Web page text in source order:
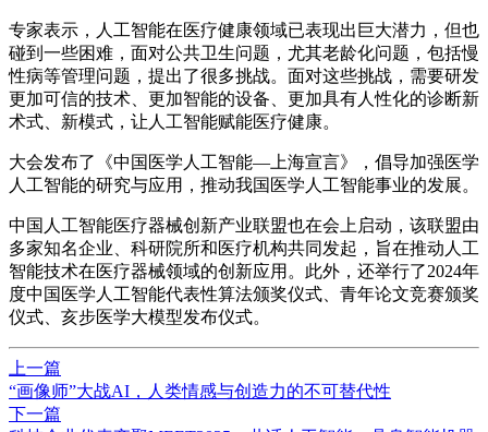
专家表示，人工智能在医疗健康领域已表现出巨大潜力，但也
碰到一些困难，面对公共卫生问题，尤其老龄化问题，包括慢
性病等管理问题，提出了很多挑战。面对这些挑战，需要研发
更加可信的技术、更加智能的设备、更加具有人性化的诊断新
术式、新模式，让人工智能赋能医疗健康。
大会发布了《中国医学人工智能—上海宣言》，倡导加强医学
人工智能的研究与应用，推动我国医学人工智能事业的发展。
中国人工智能医疗器械创新产业联盟也在会上启动，该联盟由
多家知名企业、科研院所和医疗机构共同发起，旨在推动人工
智能技术在医疗器械领域的创新应用。此外，还举行了2024年
度中国医学人工智能代表性算法颁奖仪式、青年论文竞赛颁奖
仪式、亥步医学大模型发布仪式。
上一篇
“画像师”大战AI，人类情感与创造力的不可替代性
下一篇